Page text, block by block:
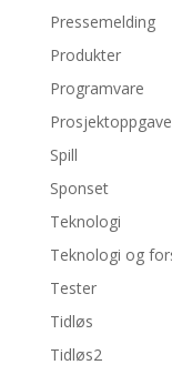
Pressemelding
Produkter
Programvare
Prosjektoppgave
Spill
Sponset
Teknologi
Teknologi og
Tester
Tidløs
Tidløs2